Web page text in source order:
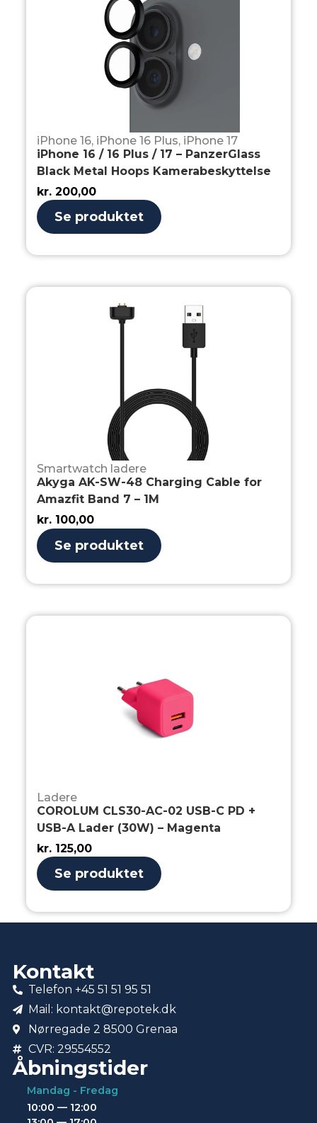
iPhone 16, iPhone 16 Plus, iPhone 17
iPhone 16 / 16 Plus / 17 – PanzerGlass
Black Metal Hoops Kamerabeskyttelse
kr. 200,00
Se produktet
Smartwatch ladere
Akyga AK-SW-48 Charging Cable for
Amazfit Band 7 – 1M
kr. 100,00
Se produktet
Ladere
COROLUM CLS30-AC-02 USB-C PD +
USB-A Lader (30W) – Magenta
kr. 125,00
Se produktet
Kontakt
Telefon +45 51 51 95 51
Mail: kontakt@repotek.dk
Nørregade 2 8500 Grenaa
CVR: 29554552
Åbningstider
Mandag - Fredag
10:00 — 12:00